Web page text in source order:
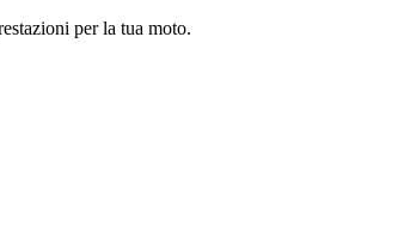
per la tua moto.